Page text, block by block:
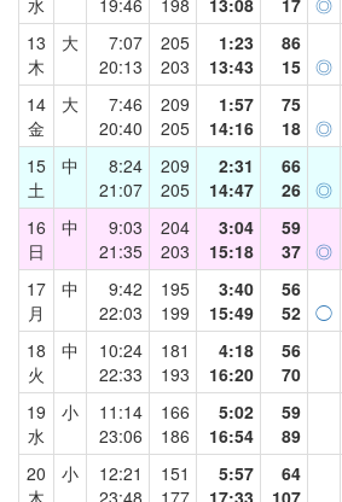
水
19:46
198
13:08
17 ◎
13
木
大
7:07
20:13
205
203
1:23
13:43
86
15 ◎
14
金
大
7:46
20:40
209
205
1:57
14:16
75
18 ◎
15
土
中
8:24
21:07
209
205
2:31
14:47
66
26 ◎
16
日
中
9:03
21:35
204
203
3:04
15:18
59
37 ◎
17
月
中
9:42
22:03
195
199
3:40
15:49
56
52 ◯
18
火
中
10:24
22:33
181
193
4:18
16:20
56
70
19
水
小
11:14
23:06
166
186
5:02
16:54
59
89
20
木
小
12:21
23:48
151
177
5:57
17:33
64
107